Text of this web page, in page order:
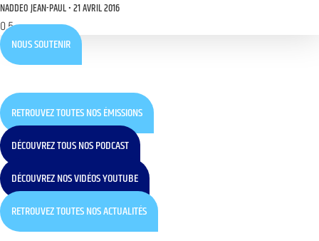
NADDEO JEAN-PAUL 21 AVRIL 2016
NOUS SOUTENIR
RETROUVEZ TOUTES NOS ÉMISSIONS
DÉCOUVREZ TOUS NOS PODCAST
DÉCOUVREZ NOS VIDÉOS YOUTUBE
RETROUVEZ TOUTES NOS ACTUALITÉS